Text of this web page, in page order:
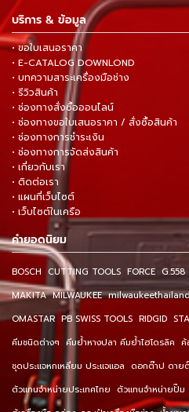
บริการ & ข้อมูล
• ขอใบเสนอราคา
• E-CATALOG DOWNLOND
• บทความสาระเครื่องมือช่าง
• รีวิวสินค้า
• ช่องทางสั่งซื้อออนไลน์
• ช่องทางขอใบเสนอราคา / สั่งซื้อสินค้า
• ช่องทางการชำระเงิน
• ช่องทางการจัดส่งสินค้า
• เกี่ยวกับเรา
• ติดต่อเรา
• แผนที่เว็บไซต์
• เว็บไซต์ในเครือ
คำยอดนิยม
BOSCH CUTTING TOOLS FORCE G.558
MAKITA MILWAUKEE
OMASTAR PB SWISS TOOLS RIDGID
คีมชนิดต่างๆ คีมย้ำหางปลา คีมย้ำไฮโดรลิค ค้
ชุดประแจหกเหลี่ยม ประแจแอล ดอกต๊าป ดาย
ตัวแทนจำหน่ายประเทศไทย ตัวแทนจำหน่ายปั๊